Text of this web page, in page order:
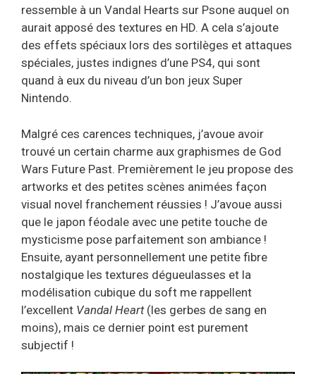
ressemble à un Vandal Hearts sur Psone auquel on
aurait apposé des textures en HD. A cela s’ajoute
des effets spéciaux lors des sortilèges et attaques
spéciales, justes indignes d’une PS4, qui sont
quand à eux du niveau d’un bon jeux Super
Nintendo.
Malgré ces carences techniques, j’avoue avoir
trouvé un certain charme aux graphismes de God
Wars Future Past. Premièrement le jeu propose des
artworks et des petites scènes animées façon
visual novel franchement réussies ! J’avoue aussi
que le japon féodale avec une petite touche de
mysticisme pose parfaitement son ambiance !
Ensuite, ayant personnellement une petite fibre
nostalgique les textures dégueulasses et la
modélisation cubique du soft me rappellent
l’excellent Vandal Heart(les gerbes de sang en
moins), mais ce dernier point est purement
subjectif !